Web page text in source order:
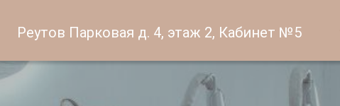
Реутов Парковая д. 4, этаж 2, Кабинет №5